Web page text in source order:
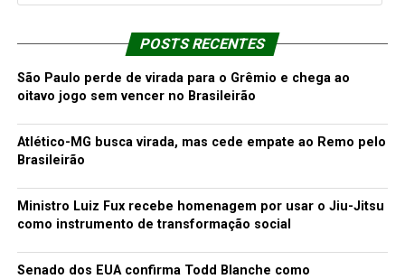
POSTS RECENTES
São Paulo perde de virada para o Grêmio e chega ao
oitavo jogo sem vencer no Brasileirão
Atlético-MG busca virada, mas cede empate ao Remo pelo
Brasileirão
Ministro Luiz Fux recebe homenagem por usar o Jiu-Jitsu
como instrumento de transformação social
Senado dos EUA confirma Todd Blanche como